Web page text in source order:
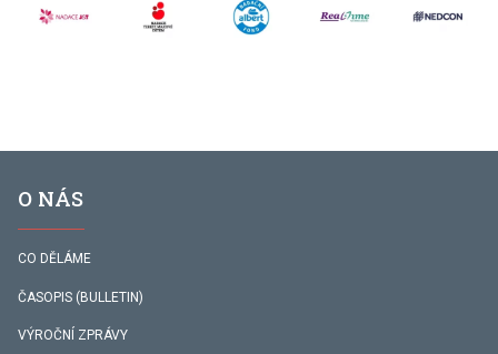
O NÁS
CO DĚLÁME
ČASOPIS (BULLETIN)
VÝROČNÍ ZPRÁVY